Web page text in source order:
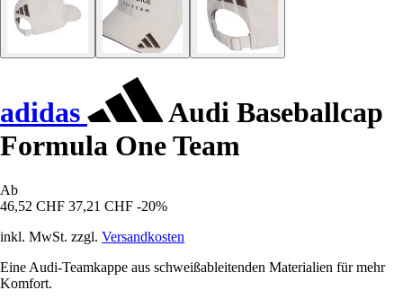
adidas
Audi Baseballcap
Formula One Team
Ab
46,52 CHF 37,21 CHF -20%
inkl. MwSt. zzgl. Versandkosten
Eine Audi-Teamkappe aus schweißableitenden Materialien für mehr
Komfort.